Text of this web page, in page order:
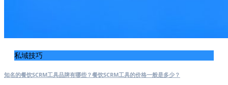
私域技巧
知名的餐饮SCRM工具品牌有哪些？餐饮SCRM工具的价格一般是多少？